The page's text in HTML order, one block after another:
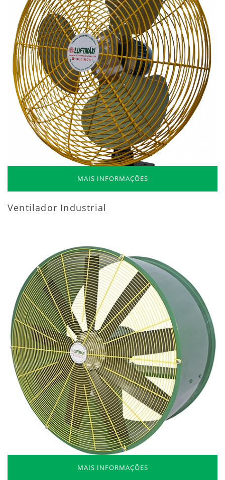
MAIS INFORMAÇÕES
Ventilador Industrial
MAIS INFORMAÇÕES